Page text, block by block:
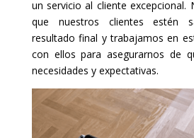
un servicio al cliente excepcional.
que nuestros clientes estén
resultado final y trabajamos en
con ellos para asegurarnos de
necesidades y expectativas.